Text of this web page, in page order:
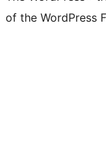
of the WordPress